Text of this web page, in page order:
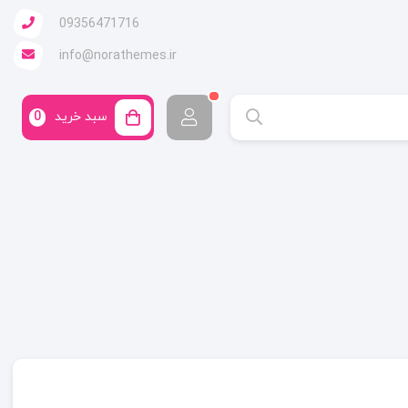
09356471716
info@norathemes.ir
سبد خرید 0